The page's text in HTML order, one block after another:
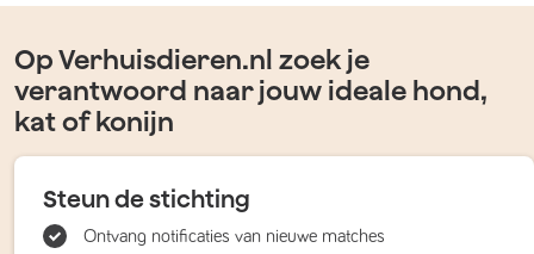
Op Verhuisdieren.nl zoek je
verantwoord naar jouw ideale hond,
kat of konijn
Steun de stichting
Ontvang notificaties van nieuwe matches